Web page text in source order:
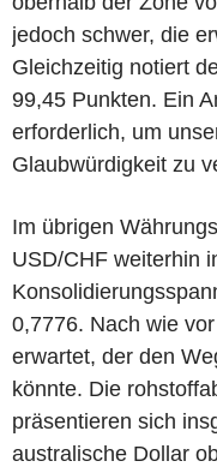
jedoch schwer, die
Gleichzeitig notiert
99,45 Punkten. Ein
erforderlich, um
Glaubwürdigkeit zu
Im übrigen
USD/CHF weiterhin
0,7776. Nach wie
erwartet, der den
könnte. Die
präsentieren sich
australische Dollar